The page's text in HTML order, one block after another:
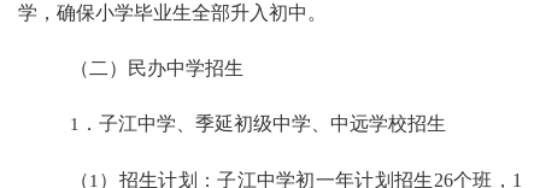
学，确保小学毕业生全部升入初中。
（二）民办中学招生
1 ．子江中学、季延初级中学、中远学校招生
（1 ）招生计划：子江中学初一年计划招生26个班， 1